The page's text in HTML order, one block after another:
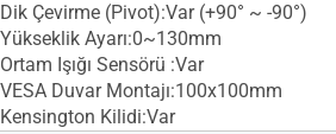
Dik Çevirme (Pivot):Var (+90° ~ -90°)
Yükseklik Ayarı:0~130mm
Ortam Işığı Sensörü :Var
VESA Duvar Montajı:100x100mm
Kensington Kilidi:Var